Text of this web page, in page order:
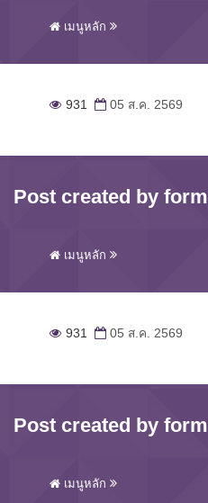
เมนูหลัก
931 05 ส.ค. 2569
Post created by form
เมนูหลัก
931 05 ส.ค. 2569
Post created by form
เมนูหลัก